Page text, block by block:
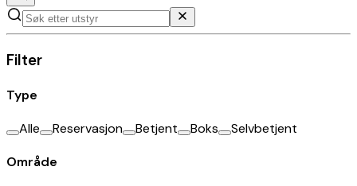
Filter
Type
Alle Reservasjon Betjent Boks Selvbetjent
Område